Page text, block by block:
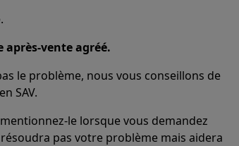
après-vente agréé.
le problème, nous vous conseillons de
SAV.
le lorsque vous demandez
pas votre problème mais aidera